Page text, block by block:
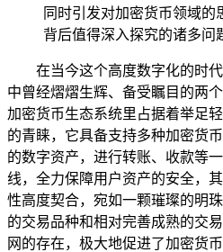
同时引发对加密货币领域
背后值得深入探究的诸多问
在当今这个高度数字化的时
中曾经熠熠生辉、备受瞩目的两
加密货币生态系统里占据着举足
的青睐，它具备支持多种加密货
的数字资产，进行转账、收款等
线，全力保障用户资产的安全，
性高度契合，宛如一颗璀璨的明
的交易品种和相对完善成熟的交
网的存在，极大地促进了加密货